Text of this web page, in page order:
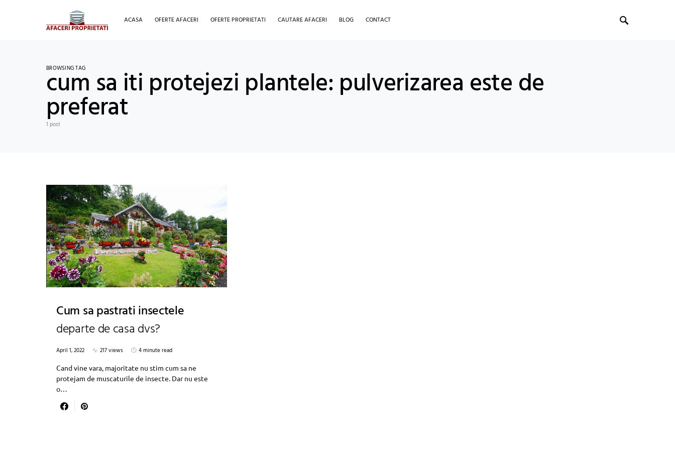
ACASA OFERTE AFACERI OFERTE PROPRIETATI CAUTARE AFACERI BLOG CONTACT
BROWSING TAG
cum sa iti protejezi plantele: pulverizarea este de
preferat
1 post
Cum sa pastrati insectele
departe de casa dvs?
April 1, 2022 217 views
4 minute read
Cand vine vara, majoritate nu stim cum sa ne
protejam de muscaturile de insecte. Dar nu este
o…